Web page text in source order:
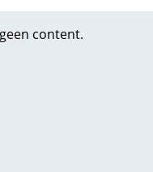
content.